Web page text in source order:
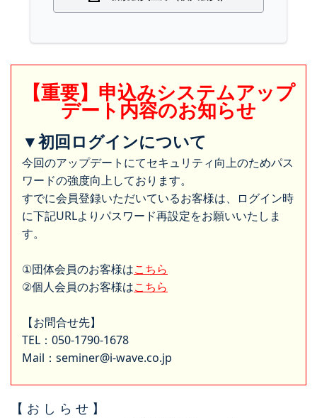
【重要】申込みシステムアップ
デート内容のお知らせ
▼初回ログインについて
今回のアップデートにてセキュリティ向上のためパス
ワードの強度向上しております。
すでに会員登録いただいているお客様は、ログイン時
に下記URLよりパスワード再設定をお願いいたしま
す。
①団体会員のお客様はこちら
②個人会員のお客様はこちら
【お問合せ先】
TEL：050-1790-1678
Mail：seminer@i-wave.co.jp
【 お し ら せ 】